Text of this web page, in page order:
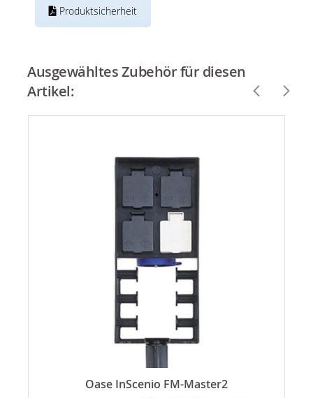
Produktsicherheit
Ausgewähltes Zubehör für diesen
Artikel:
Oase InScenio FM-Master2